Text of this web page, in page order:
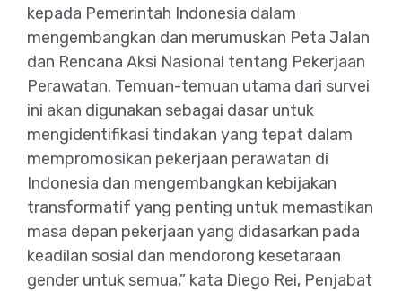
kepada Pemerintah Indonesia dalam
mengembangkan dan merumuskan Peta Jalan
dan Rencana Aksi Nasional tentang Pekerjaan
Perawatan. Temuan-temuan utama dari survei
ini akan digunakan sebagai dasar untuk
mengidentifikasi tindakan yang tepat dalam
mempromosikan pekerjaan perawatan di
Indonesia dan mengembangkan kebijakan
transformatif yang penting untuk memastikan
masa depan pekerjaan yang didasarkan pada
keadilan sosial dan mendorong kesetaraan
gender untuk semua,” kata Diego Rei, Penjabat